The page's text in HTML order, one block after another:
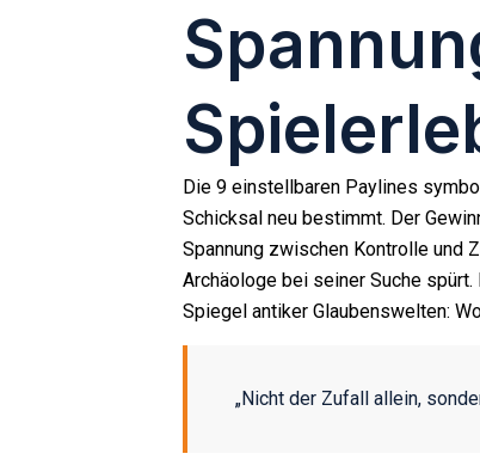
Die 9 einstellbaren Paylines
Schicksal neu bestimmt. Der
Spannung zwischen Kontrolle und
Archäologe bei seiner Suche
Spiegel antiker Glaubenswelten:
„Nicht der Zufall allein,